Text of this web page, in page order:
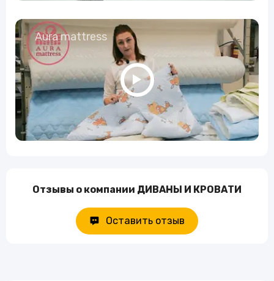
Aura mattress
Отзывы о компании ДИВАНЫ И КРОВАТИ
Оставить отзыв